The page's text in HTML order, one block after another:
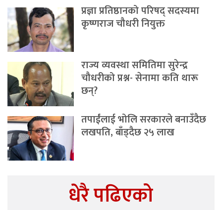
प्रज्ञा प्रतिष्ठानको परिषद् सदस्यमा
कृष्णराज चौधरी नियुक्त
राज्य व्यवस्था समितिमा सुरेन्द्र
चौधरीको प्रश्न- सेनामा कति थारू
छन्?
तपाईंलाई भोलि सरकारले बनाउँदैछ
लखपति, बाँड्दैछ २५ लाख
धेरै पढिएको